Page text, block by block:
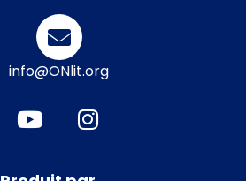
info@ONlit.org